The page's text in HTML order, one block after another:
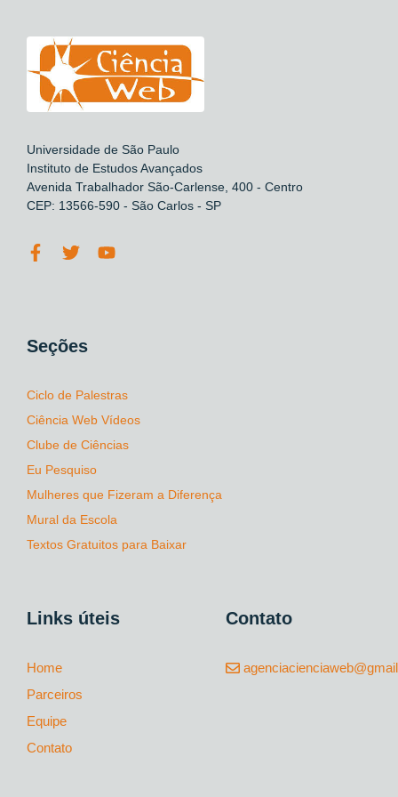
Universidade de São Paulo
Instituto de Estudos Avançados
Avenida Trabalhador São-Carlense, 400 - Centro
CEP: 13566-590 - São Carlos - SP
Seções
Ciclo de Palestras
Ciência Web Vídeos
Clube de Ciências
Eu Pesquiso
Mulheres que Fizeram a Diferença
Mural da Escola
Textos Gratuitos para Baixar
Links úteis
Home
Parceiros
Equipe
Contato
Contato